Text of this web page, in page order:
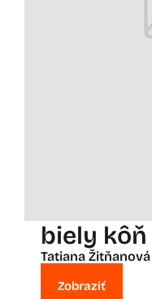
biely kôň
Tatiana Žitňanová
Zobraziť